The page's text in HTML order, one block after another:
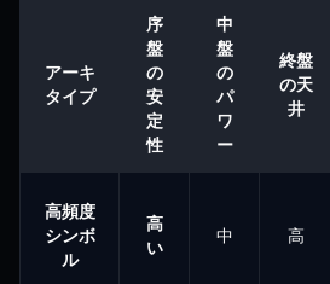
アーキ
タイプ
序
盤
の
安
定
性
中
盤
の
パ
ワ
ー
終盤
の天
井
高頻度
シンボ
ル
高
い
中 高